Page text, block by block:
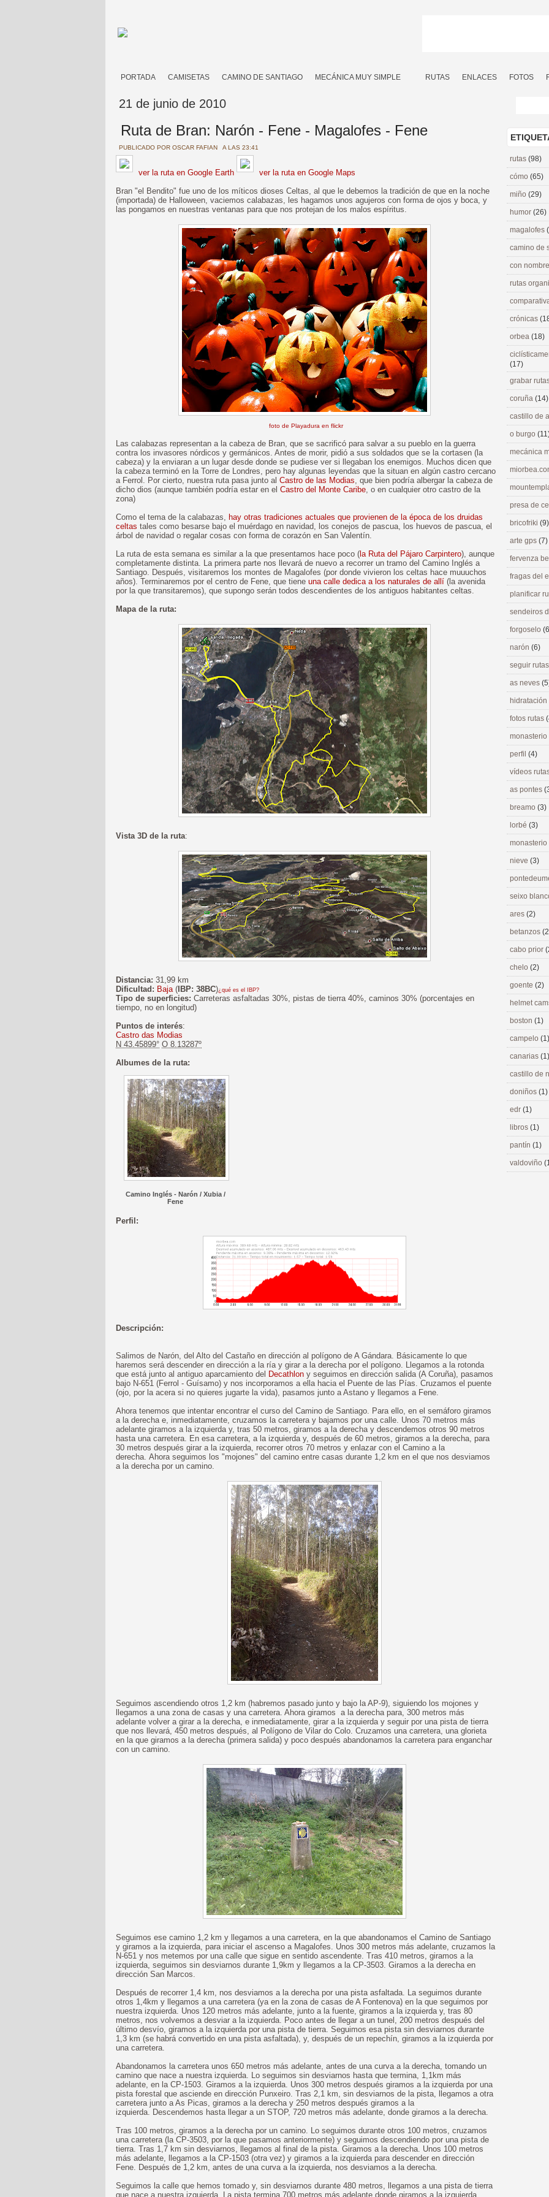
PORTADA CAMISETAS CAMINO DE SANTIAGO MECÁNICA MUY SIMPLE RUTAS ENLACES FOTOS
21 de junio de 2010
Ruta de Bran: Narón - Fene - Magalofes - Fene
PUBLICADO POR OSCAR FAFIAN A LAS 23:41
ver la ruta en Google Earth
ver la ruta en Google Maps
Bran "el Bendito" fue uno de los míticos dioses Celtas, al que le debemos la tradición de que en la noche
(importada) de Halloween, vaciemos calabazas, les hagamos unos agujeros con forma de ojos y boca, y
las pongamos en nuestras ventanas para que nos protejan de los malos espíritus.
foto de Playadura en flickr
Las calabazas representan a la cabeza de Bran, que se sacrificó para salvar a su pueblo en la guerra
contra los invasores nórdicos y germánicos. Antes de morir, pidió a sus soldados que se la cortasen (la
cabeza) y la enviaran a un lugar desde donde se pudiese ver si llegaban los enemigos. Muchos dicen que
la cabeza terminó en la Torre de Londres, pero hay algunas leyendas que la situan en algún castro cercano
a Ferrol. Por cierto, nuestra ruta pasa junto al Castro de las Modias, que bien podría albergar la cabeza de
dicho dios (aunque también podría estar en el Castro del Monte Caribe, o en cualquier otro castro de la
zona)
Como el tema de la calabazas, hay otras tradiciones actuales que provienen de la época de los druidas
celtas tales como besarse bajo el muérdago en navidad, los conejos de pascua, los huevos de pascua, el
árbol de navidad o regalar cosas con forma de corazón en San Valentín.
La ruta de esta semana es similar a la que presentamos hace poco ( la Ruta del Pájaro Carpintero), aunque
completamente distinta. La primera parte nos llevará de nuevo a recorrer un tramo del Camino Inglés a
Santiago. Después, visitaremos los montes de Magalofes (por donde vivieron los celtas hace muuuchos
años). Terminaremos por el centro de Fene, que tiene una calle dedica a los naturales de allí (la avenida
por la que transitaremos), que supongo serán todos descendientes de los antiguos habitantes celtas.
Mapa de la ruta:
Vista 3D de la ruta:
Distancia: 31,99 km
Dificultad: Baja( IBP: 38BC)¿qué es el IBP?
Tipo de superficies: Carreteras asfaltadas 30%, pistas de tierra 40%, caminos 30% (porcentajes en
tiempo, no en longitud)
Puntos de interés:
Castro das Modias
N 43.45899° O 8.13287º
Albumes de la ruta:
Camino Inglés - Narón / Xubia /
Fene
Perfil:
Descripción:
Salimos de Narón, del Alto del Castaño en dirección al polígono de A Gándara. Básicamente lo que
haremos será descender en dirección a la ría y girar a la derecha por el polígono. Llegamos a la rotonda
que está junto al antiguo aparcamiento del Decathlon y seguimos en dirección salida (A Coruña), pasamos
bajo N-651 (Ferrol - Guísamo) y nos incorporamos a ella hacia el Puente de las Pías. Cruzamos el puente
(ojo, por la acera si no quieres jugarte la vida), pasamos junto a Astano y llegamos a Fene.
Ahora tenemos que intentar encontrar el curso del Camino de Santiago. Para ello, en el semáforo giramos
a la derecha e, inmediatamente, cruzamos la carretera y bajamos por una calle. Unos 70 metros más
adelante giramos a la izquierda y, tras 50 metros, giramos a la derecha y descendemos otros 90 metros
hasta una carretera. En esa carretera, a la izquierda y, después de 60 metros, giramos a la derecha, para
30 metros después girar a la izquierda, recorrer otros 70 metros y enlazar con el Camino a la
derecha. Ahora seguimos los "mojones" del camino entre casas durante 1,2 km en el que nos desviamos
a la derecha por un camino.
Seguimos ascendiendo otros 1,2 km (habremos pasado junto y bajo la AP-9), siguiendo los mojones y
llegamos a una zona de casas y una carretera. Ahora giramos a la derecha para, 300 metros más
adelante volver a girar a la derecha, e inmediatamente, girar a la izquierda y seguir por una pista de tierra
que nos llevará, 450 metros después, al Polígono de Vilar do Colo. Cruzamos una carretera, una glorieta
en la que giramos a la derecha (primera salida) y poco después abandonamos la carretera para enganchar
con un camino.
Seguimos ese camino 1,2 km y llegamos a una carretera, en la que abandonamos el Camino de Santiago
y giramos a la izquierda, para iniciar el ascenso a Magalofes. Unos 300 metros más adelante, cruzamos la
N-651 y nos metemos por una calle que sigue en sentido ascendente. Tras 410 metros, giramos a la
izquierda, seguimos sin desviarnos durante 1,9km y llegamos a la CP-3503. Giramos a la derecha en
dirección San Marcos.
Después de recorrer 1,4 km, nos desviamos a la derecha por una pista asfaltada. La seguimos durante
otros 1,4km y llegamos a una carretera (ya en la zona de casas de A Fontenova) en la que seguimos por
nuestra izquierda. Unos 120 metros más adelante, junto a la fuente, giramos a la izquierda y, tras 80
metros, nos volvemos a desviar a la izquierda. Poco antes de llegar a un tunel, 200 metros después del
último desvío, giramos a la izquierda por una pista de tierra. Seguimos esa pista sin desviarnos durante
1,3 km (se habrá convertido en una pista asfaltada), y, después de un repechín, giramos a la izquierda por
una carretera.
Abandonamos la carretera unos 650 metros más adelante, antes de una curva a la derecha, tomando un
camino que nace a nuestra izquierda. Lo seguimos sin desviarnos hasta que termina, 1,1km más
adelante, en la CP-1503. Giramos a la izquierda. Unos 300 metros después giramos a la izquierda por una
pista forestal que asciende en dirección Punxeiro. Tras 2,1 km, sin desviarnos de la pista, llegamos a otra
carretera junto a As Picas, giramos a la derecha y 250 metros después giramos a la
izquierda. Descendemos hasta llegar a un STOP, 720 metros más adelante, donde giramos a la derecha.
Tras 100 metros, giramos a la derecha por un camino. Lo seguimos durante otros 100 metros, cruzamos
una carretera (la CP-3503, por la que pasamos anteriormente) y seguimos descendiendo por una pista de
tierra. Tras 1,7 km sin desviarnos, llegamos al final de la pista. Giramos a la derecha. Unos 100 metros
más adelante, llegamos a la CP-1503 (otra vez) y giramos a la izquierda para descender en dirección
Fene. Después de 1,2 km, antes de una curva a la izquierda, nos desviamos a la derecha.
Seguimos la calle que hemos tomado y, sin desviarnos durante 480 metros, llegamos a una pista de tierra
que nace a nuestra izquierda. La pista termina 700 metros más adelante donde giramos a la izquierda.
rutas (98)
cómo (65)
miño (29)
humor (26)
magalofes
camino de
con
rutas
crónicas
orbea (18)
(17)
grabar
coruña (14)
castillo de
o burgo
mecánica
presa de
bricofriki (9)
arte gps (7)
fervenza
fragas del
planificar
sendeiros
forgoselo
narón (6)
seguir
as neves
hidratación
fotos rutas
perfil (4)
vídeos
as pontes
breamo (3)
lorbé (3)
nieve (3)
seixo
ares (2)
betanzos
cabo prior
chelo (2)
goente (2)
helmet
boston (1)
campelo (1)
canarias (1)
castillo de
doniños (1)
edr (1)
libros (1)
pantín (1)
valdoviño